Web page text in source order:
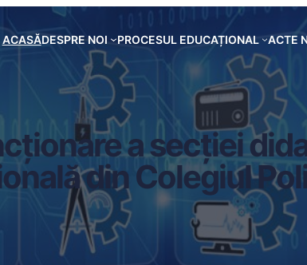
ACASĂDESPRE NOI PROCESUL EDUCAȚIONAL ACTE
a secției
din Colegiul